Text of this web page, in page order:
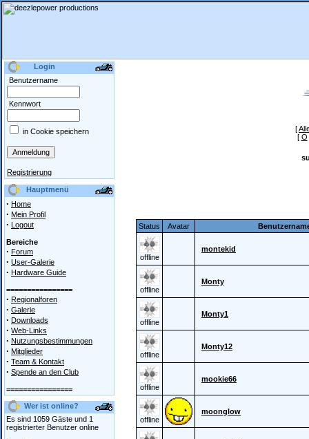
Login
Benutzername
Kennwort
in Cookie speichern
Registrierung
Hauptmenü
· Home
· Mein Profil
· Logout
Bereiche
· Forum
· User-Galerie
· Hardware Guide
================
· Regionalforen
· Galerie
· Downloads
· Web-Links
· Nutzungsbestimmungen
· Mitglieder
· Team & Kontakt
· Spende an den Club
================
Wer ist online?
Es sind 1059 Gäste und 1
registrierter Benutzer online
[
[ O
Status Avatar
offline
montekid
offline
Monty
offline
Monty1
offline
Monty12
offline
mookie66
offline
moonglow